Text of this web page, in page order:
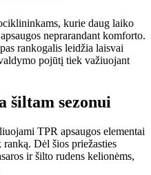
kurie daug laiko
neprarandant komforto.
rankogalis leidžia laisvai
pojūtį tiek važiuojant
šiltam sezonui
TPR apsaugos elementai
Dėl šios priežasties
ir šilto rudens kelionėms,